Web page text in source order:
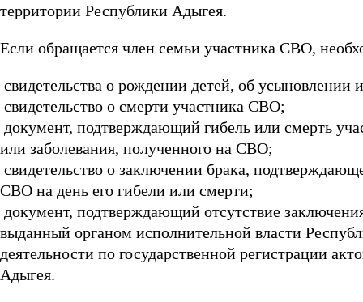
территории Республики Адыгея.
Если обращается член семьи участника СВО,
свидетельства о рождении детей, об
свидетельство о смерти участника СВО;
документ, подтверждающий гибель или смерть
или заболевания, полученного на СВО;
свидетельство о заключении брака,
СВО на день его гибели или смерти;
документ, подтверждающий отсутствие
выданный органом исполнительной власти
деятельности по государственной регистрации
Адыгея.